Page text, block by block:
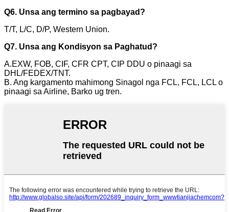
Q6. Unsa ang termino sa pagbayad?
T/T, L/C, D/P, Western Union.
Q7. Unsa ang Kondisyon sa Paghatud?
A.EXW, FOB, CIF, CFR CPT, CIP DDU o pinaagi sa
DHL/FEDEX/TNT.
B. Ang kargamento mahimong Sinagol nga FCL, FCL, LCL o
pinaagi sa Airline, Barko ug tren.